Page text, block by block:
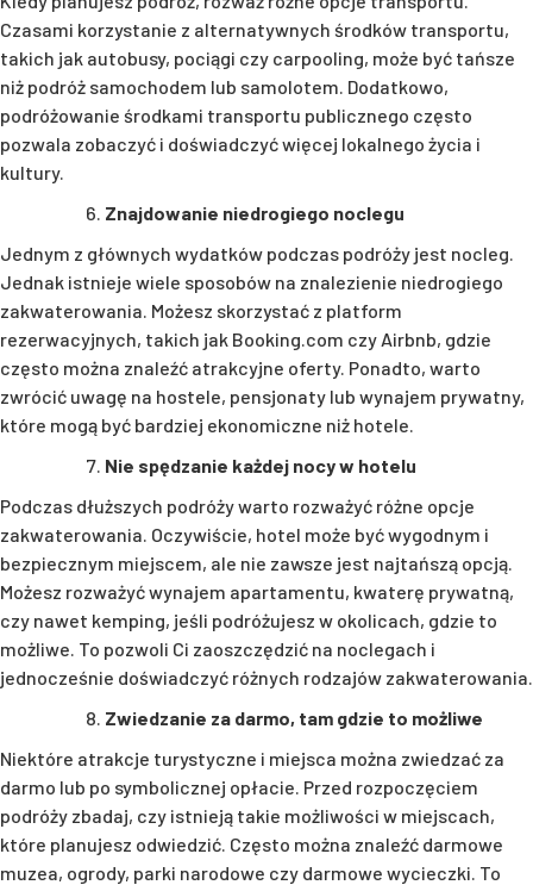
Czasami korzystanie z alternatywnych środków transportu,
takich jak autobusy, pociągi czy carpooling, może być tańsze
niż podróż samochodem lub samolotem. Dodatkowo,
podróżowanie środkami transportu publicznego często
pozwala zobaczyć i doświadczyć więcej lokalnego życia i
kultury.
Znajdowanie niedrogiego noclegu
Jednym z głównych wydatków podczas podróży jest nocleg.
Jednak istnieje wiele sposobów na znalezienie niedrogiego
zakwaterowania. Możesz skorzystać z platform
rezerwacyjnych, takich jak Booking.com czy Airbnb, gdzie
często można znaleźć atrakcyjne oferty. Ponadto, warto
zwrócić uwagę na hostele, pensjonaty lub wynajem prywatny,
które mogą być bardziej ekonomiczne niż hotele.
Nie spędzanie każdej nocy w hotelu
Podczas dłuższych podróży warto rozważyć różne opcje
zakwaterowania. Oczywiście, hotel może być wygodnym i
bezpiecznym miejscem, ale nie zawsze jest najtańszą opcją.
Możesz rozważyć wynajem apartamentu, kwaterę prywatną,
czy nawet kemping, jeśli podróżujesz w okolicach, gdzie to
możliwe. To pozwoli Ci zaoszczędzić na noclegach i
jednocześnie doświadczyć różnych rodzajów zakwaterowania.
Zwiedzanie za darmo, tam gdzie to możliwe
Niektóre atrakcje turystyczne i miejsca można zwiedzać za
darmo lub po symbolicznej opłacie. Przed rozpoczęciem
podróży zbadaj, czy istnieją takie możliwości w miejscach,
które planujesz odwiedzić. Często można znaleźć darmowe
muzea, ogrody, parki narodowe czy darmowe wycieczki. To